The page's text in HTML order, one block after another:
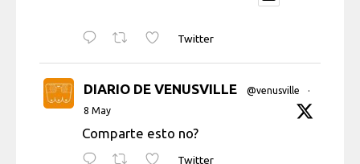
Twitter
DIARIO DE VENUSVILLE @venusville
·
8 May
Comparte esto no?
Twitter